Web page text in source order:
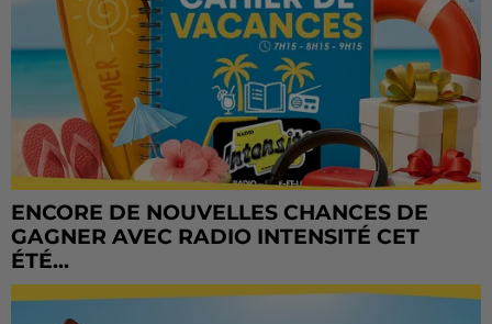
ENCORE DE NOUVELLES CHANCES DE
GAGNER AVEC RADIO INTENSITÉ CET
ÉTÉ...